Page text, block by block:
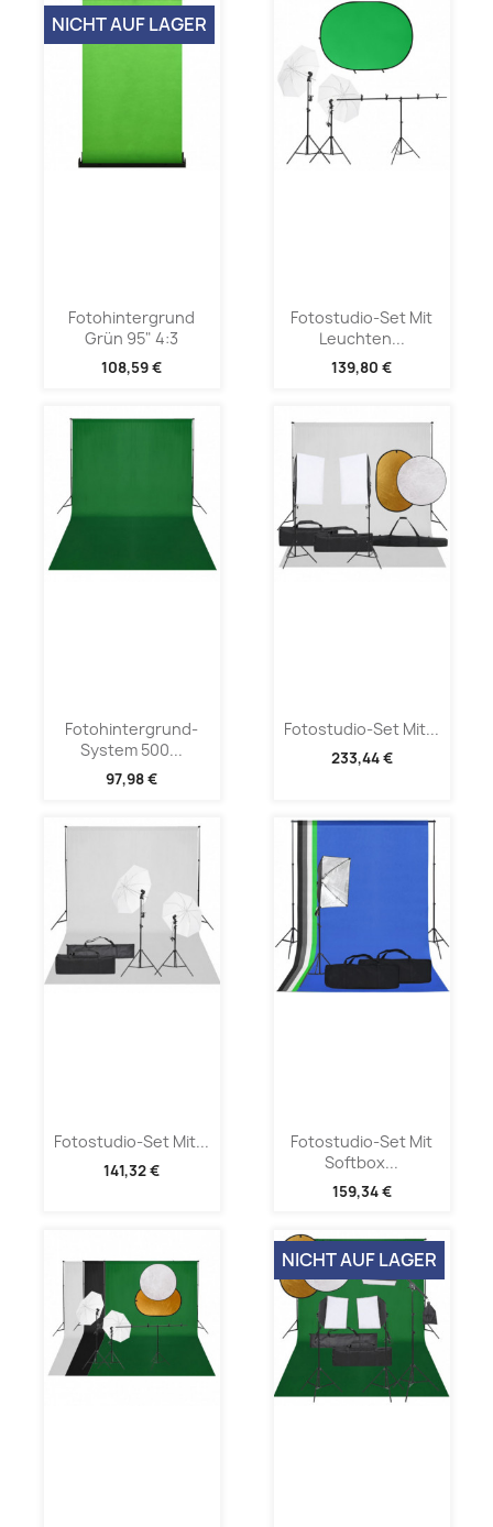
Fotohintergrund
Grün 95" 4:3
108,59 €
NICHT AUF LAGER
Fotostudio-Set Mit
Leuchten...
139,80 €
Fotohintergrund-
System 500...
97,98 €
Fotostudio-Set Mit...
233,44 €
Fotostudio-Set Mit...
141,32 €
Fotostudio-Set Mit
Softbox...
159,34 €
NICHT AUF LAGER